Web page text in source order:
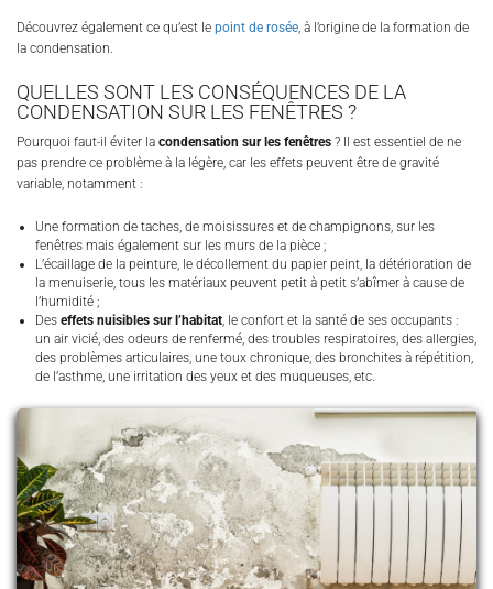
Découvrez également ce qu’est le point de rosée, à l’origine de la formation de
la condensation.
QUELLES SONT LES CONSÉQUENCES DE LA
CONDENSATION SUR LES FENÊTRES ?
Pourquoi faut-il éviter la condensation sur les fenêtres ? Il est essentiel de ne
pas prendre ce problème à la légère, car les effets peuvent être de gravité
variable, notamment :
Une formation de taches, de moisissures et de champignons, sur les
fenêtres mais également sur les murs de la pièce ;
L’écaillage de la peinture, le décollement du papier peint, la détérioration de
la menuiserie, tous les matériaux peuvent petit à petit s’abîmer à cause de
l’humidité ;
Des effets nuisibles sur l’habitat, le confort et la santé de ses occupants :
un air vicié, des odeurs de renfermé, des troubles respiratoires, des allergies,
des problèmes articulaires, une toux chronique, des bronchites à répétition,
de l’asthme, une irritation des yeux et des muqueuses, etc.